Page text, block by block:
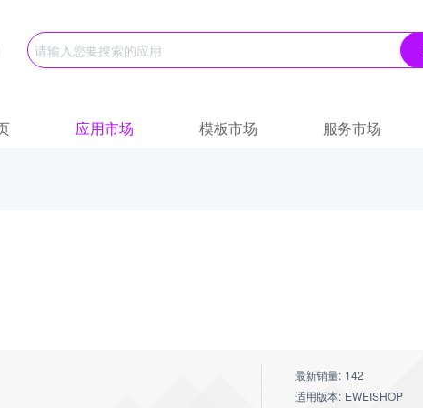
应用市场 模板市场 服务市场
最新销量: 142
适用版本: EWEISHOP